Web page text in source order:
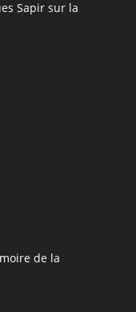
Sapir sur la
de la